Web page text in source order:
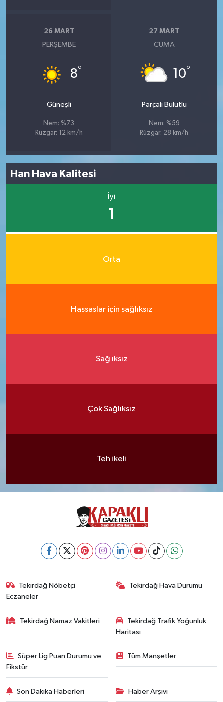
26 MART
PERŞEMBE
8°
Güneşli
Nem: %73
Rüzgar: 12 km/h
27 MART
CUMA
10°
Parçalı Bulutlu
Nem: %59
Rüzgar: 28 km/h
Han Hava Kalitesi
İyi
1
Orta
Hassaslar için sağlıksız
Sağlıksız
Çok Sağlıksız
Tehlikeli
Tekirdağ Nöbetçi
Eczaneler
Tekirdağ Hava Durumu
Tekirdağ Namaz Vakitleri
Tekirdağ Trafik Yoğunluk
Haritası
Süper Lig Puan Durumu ve
Fikstür
Tüm Manşetler
Son Dakika Haberleri Haber Arşivi